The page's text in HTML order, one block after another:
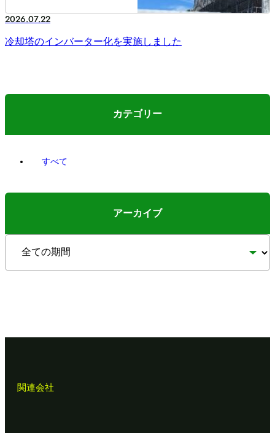
2026.07.22
冷却塔のインバーター化を実施しました
カテゴリー
すべて
アーカイブ
関連会社